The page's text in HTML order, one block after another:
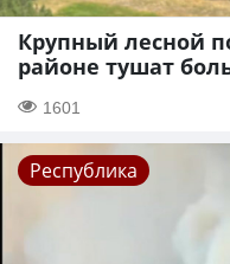
Крупный лесной
районе тушат
1601
Республика